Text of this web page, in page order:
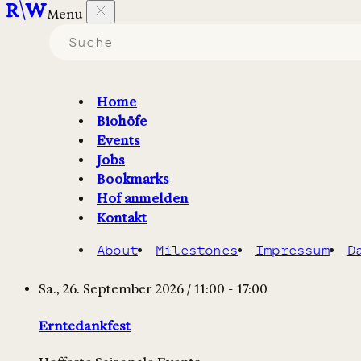
Menu
Home
Biohöfe
Events
Jobs
Bookmarks
Hof anmelden
Kontakt
About Milestones Impressum
Veranstaltungen auf Höfen
Karte
Eventkalender
September
Sa., 26. September 2026 / 11:00 - 17:00
Erntedankfest